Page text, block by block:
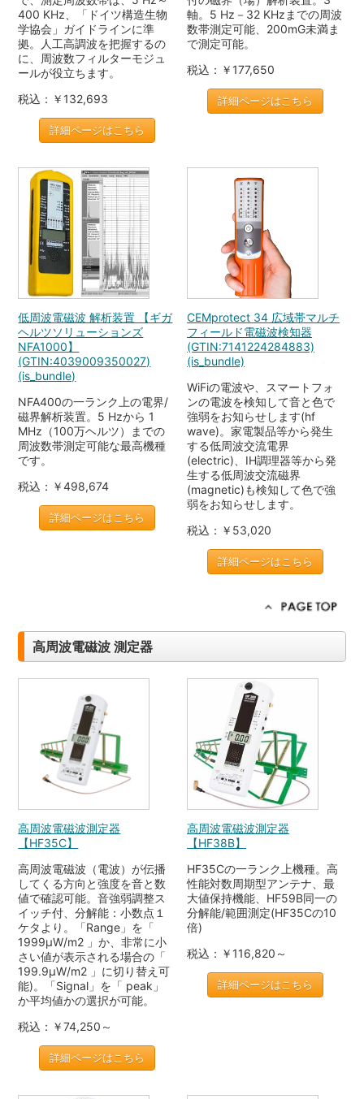
400 KHz、「ドイツ構造生物
学協会」ガイドラインに準
拠。人工高調波を把握するの
に、周波数フィルターモジュ
ールが役立ちます。
税込：￥132,693
詳細ページはこちら
軸。5 Hz－32 KHzまでの周波
数帯測定可能、200mG未満ま
で測定可能。
税込：￥177,650
詳細ページはこちら
低周波電磁波 解析装置 【ギガ
ヘルツソリューションズ
NFA1000】
(GTIN:4039009350027)
(is_bundle)
NFA400の一ランク上の電界/
磁界解析装置。5 Hzから 1
MHz（100万ヘルツ）までの
周波数帯測定可能な最高機種
です。
税込：￥498,674
詳細ページはこちら
CEMprotect 34 広域帯マルチ
フィールド電磁波検知器
(GTIN:7141224284883)
(is_bundle)
WiFiの電波や、スマートフォ
ンの電波を検知して音と色で
強弱をお知らせします(hf
wave)。家電製品等から発生
する低周波交流電界
(electric)、IH調理器等から発
生する低周波交流磁界
(magnetic)も検知して色で強
弱をお知らせします。
税込：￥53,020
詳細ページはこちら
高周波電磁波 測定器
高周波電磁波測定器
【HF35C】
高周波電磁波（電波）が伝播
してくる方向と強度を音と数
値で確認可能。音強弱調整ス
イッチ付、分解能：小数点１
ケタより。「Range」を「
1999μW/m2 」か、非常に小
さい値が表示される場合の「
199.9μW/m2 」に切り替え可
能)。「Signal」を「 peak」
か平均値かの選択が可能。
税込：￥74,250～
詳細ページはこちら
高周波電磁波測定器
【HF38B】
HF35Cの一ランク上機種。高
性能対数周期型アンテナ、最
大値保持機能、HF59B同一の
分解能/範囲測定(HF35Cの10
倍)
税込：￥116,820～
詳細ページはこちら